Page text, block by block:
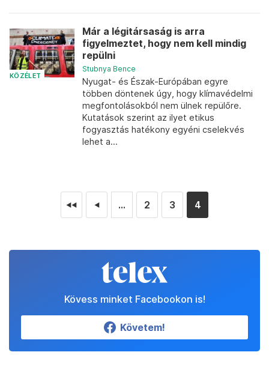
KÖZÉLET
Már a légitársaság is arra
figyelmeztet, hogy nem kell mindig
repülni
Stubnya Bence
Nyugat- és Észak-Európában egyre
többen döntenek úgy, hogy klímavédelmi
megfontolásokból nem ülnek repülőre.
Kutatások szerint az ilyet etikus
fogyasztás hatékony egyéni cselekvés
lehet a...
◄◄ ◄ ... 2 3 4
Kövess minket Facebookon is!
Követem!